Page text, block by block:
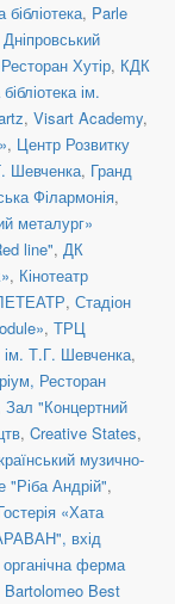
, Parle
Дніпровський
Ресторан Хутір, КДК
ім.
, Visart Academy,
, Центр Розвитку
Шевченка, Гранд
Філармонія,
металург»
line", ДК
, Кінотеатр
, Стадіон
, ТРЦ
ім. Т.Г. Шевченка,
Ресторан
Зал "Концертний
, Creative States,
музично-
"Ріба Андрій",
«Хата
вхід
ферма
Bartolomeo Best